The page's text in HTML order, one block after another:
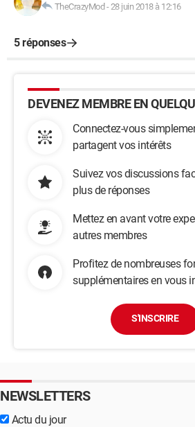
TheCrazyMod-28 juin 2018 à 12:16
5 réponses
DEVENEZ MEMBRE EN
Connectez-vous
partagent vos intérêts
Suivez vos discussions
plus de réponses
Mettez en avant votre
autres membres
Profitez de nombreuses
supplémentaires en vous
S'INSCRIRE
NEWSLETTERS
Actu du jour